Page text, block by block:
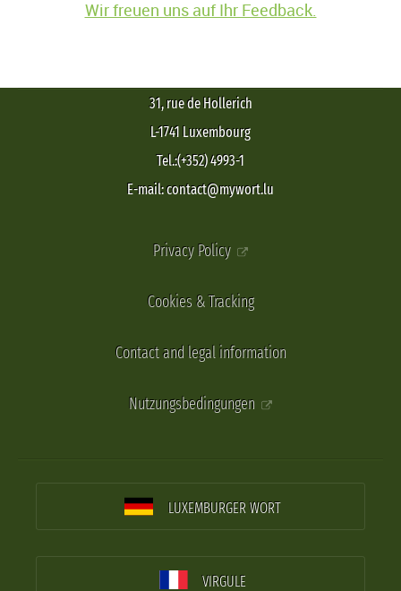
Wir freuen uns auf Ihr Feedback.
31, rue de Hollerich
L-1741 Luxembourg
Tel.:(+352) 4993-1
E-mail: contact@mywort.lu
Privacy Policy
Cookies & Tracking
Contact and legal information
Nutzungsbedingungen
LUXEMBURGER WORT
VIRGULE